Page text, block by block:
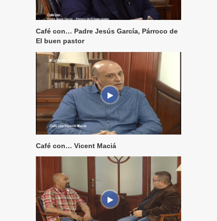
Café con… Padre Jesús García, Párroco de
El buen pastor
Café con… Vicent Maciá